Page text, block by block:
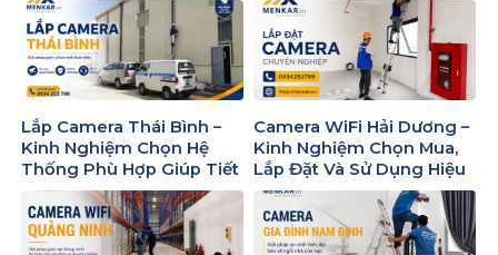
Lắp Camera Thái Bình –
Kinh Nghiệm Chọn Hệ
Thống Phù Hợp Giúp Tiết
Kiệm Chi Phí Và Đảm Bảo
An Ninh
Camera WiFi Hải Dương –
Kinh Nghiệm Chọn Mua,
Lắp Đặt Và Sử Dụng Hiệu
Quả